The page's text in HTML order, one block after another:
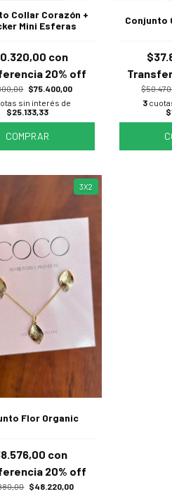
Collar Corazón +
Mini Esferas
$75.400,00
con
20% off
sin interés de
$25.133,33
COMPRAR
Conjunto
3
3X2
Flor Organic
$48.220,00
con
20% off